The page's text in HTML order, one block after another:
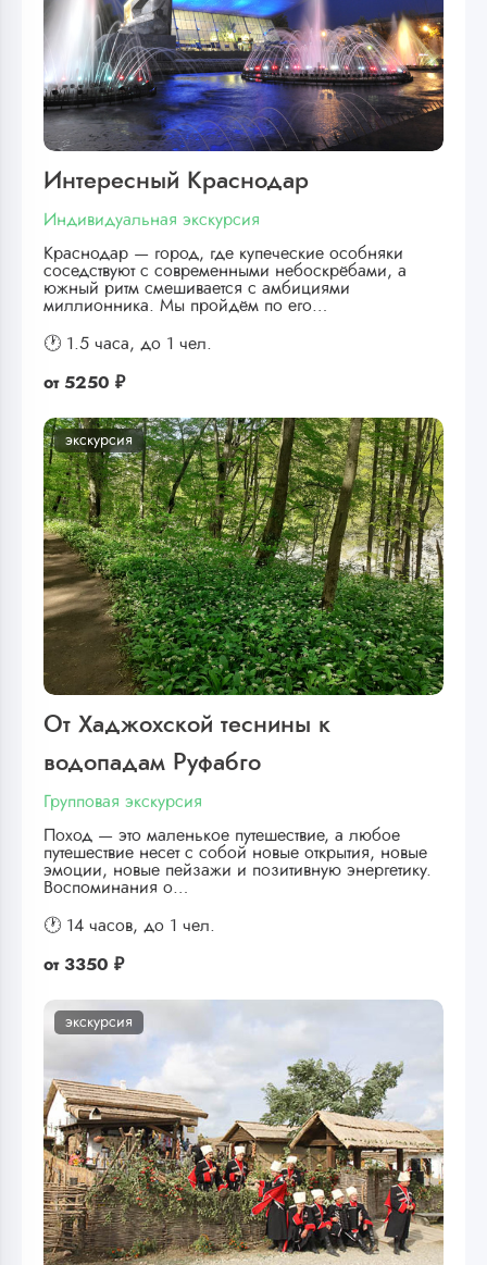
Интересный Краснодар
Индивидуальная экскурсия
Краснодар — город, где купеческие особняки
соседствуют с современными небоскрёбами, а
южный ритм смешивается с амбициями
миллионника. Мы пройдём по его…
🕐 1.5 часа, до 1 чел.
от 5250 ₽
экскурсия
От Хаджохской теснины к
водопадам Руфабго
Групповая экскурсия
Поход — это маленькое путешествие, а любое
путешествие несет с собой новые открытия, новые
эмоции, новые пейзажи и позитивную энергетику.
Воспоминания о…
🕐 14 часов, до 1 чел.
от 3350 ₽
экскурсия